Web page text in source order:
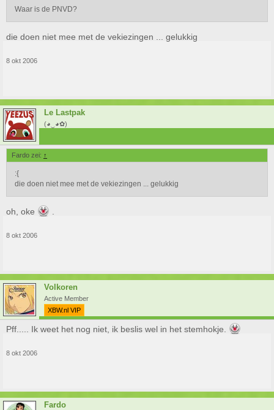
Waar is de PNVD?
die doen niet mee met de vekiezingen ... gelukkig
8 okt 2006
Le Lastpak
(◕‿◕✿)
Fardo zei: ↑
:{
die doen niet mee met de vekiezingen ... gelukkig
oh, oke
8 okt 2006
Volkoren
Active Member
XBW.nl VIP
Pff..... Ik weet het nog niet, ik beslis wel in het stemhokje.
8 okt 2006
Fardo